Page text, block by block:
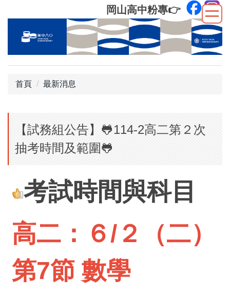
到
內
岡山高中粉專👉
首頁 最新消息
【試務組公告】🐸114-2高二第２次
抽考時間及範圍🐸
考試時間與科目
高二：６/２（二）
第7節 數學